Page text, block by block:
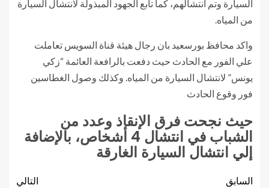
السيارة وتم انتشالهم، كما تابع الجهود المبذولة لانتشال السيارة
من المياه.
واكد محافظ بورسعيد بان رجال هيئة قناة السويس تعاملت
علي الفور مع الحادث حيث دفعت بالرافعة العائمة “زكي
يونس” لانتشال السيارة من المياه. وكذلك وصول الغطاسين
فور وقوع الحادث
حيث نجحت فرق الإنقاذ وعدد من
الشباب في انتشال 4 أشخاص، بالإضافة
إلي انتشال السيارة الغارقة
السابق
التالي